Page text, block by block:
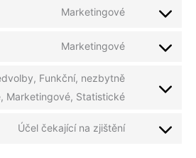
Marketingové
Marketingové
Funkční, nezbytně
Marketingové, Statistické
Účel čekající na zjištění